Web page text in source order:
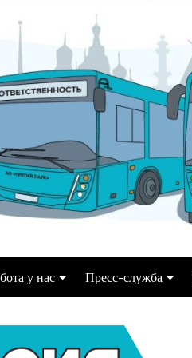
у нас Пресс-служба
Репортажи, статьи,
интервью